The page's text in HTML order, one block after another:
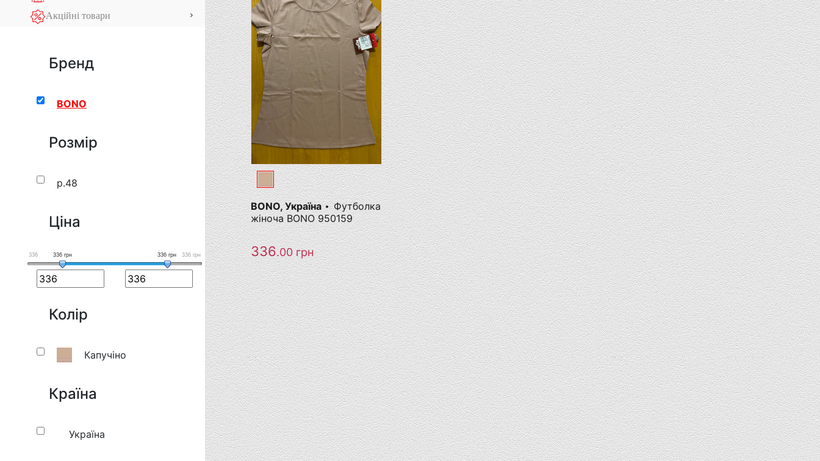
Акційні товари
Бренд
BONO
Розмір
р.48
Ціна
336 336 грн
336грн 336 грн
Колір
Капучіно
Країна
Україна
BONO, Україна
Футболка
жіноча ВОNO 950159
336.00грн